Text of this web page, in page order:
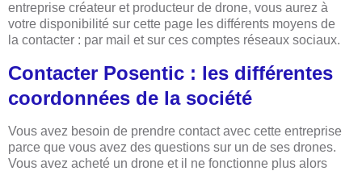
entreprise créateur et producteur de drone, vous aurez à
votre disponibilité sur cette page les différents moyens de
la contacter : par mail et sur ces comptes réseaux sociaux.
Contacter Posentic : les différentes
coordonnées de la société
Vous avez besoin de prendre contact avec cette entreprise
parce que vous avez des questions sur un de ses drones.
Vous avez acheté un drone et il ne fonctionne plus alors